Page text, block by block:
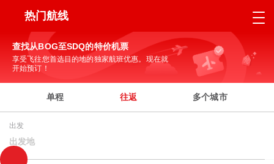
热门航线
查找从BOG至SDQ的特价机票
享受飞往您首选目的地的独家航班优惠。现在就
开始预订！
单程 往返 多个城市
出发
出发地